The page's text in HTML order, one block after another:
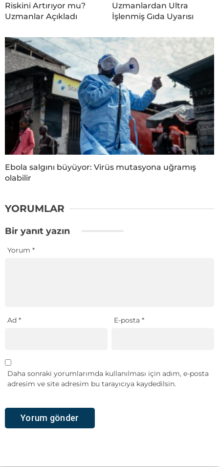
Riskini Artırıyor mu?
Uzmanlar Açıkladı
Uzmanlardan Ultra
İşlenmiş Gıda Uyarısı
Ebola salgını büyüyor: Virüs mutasyona uğramış
olabilir
YORUMLAR
Bir yanıt yazın
Yorum *
Ad * E-posta*
Daha sonraki yorumlarımda kullanılması için adım, e-posta
adresim ve site adresim bu tarayıcıya kaydedilsin.